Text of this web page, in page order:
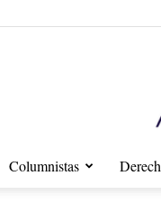
Columnistas